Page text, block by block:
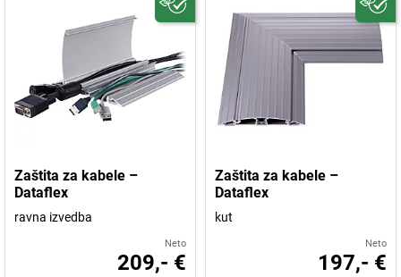
Zaštita za kabele –
Dataflex
ravna izvedba
Neto
209,- €
Zaštita za kabele –
Dataflex
kut
Neto
197,- €